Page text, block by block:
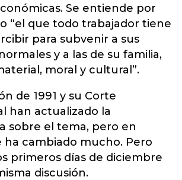
Se entiende por
“el que todo trabajador tiene
para subvenir a sus
y a las de su familia,
moral y cultural”.
de 1991 y su Corte
han actualizado la
sobre el tema, pero en
ha cambiado mucho. Pero
primeros días de diciembre
discusión.